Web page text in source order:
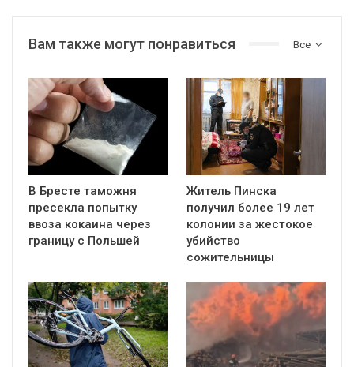
Все
Вам также могут понравиться
В Бресте таможня
пресекла попытку
ввоза кокаина через
границу с Польшей
Житель Пинска
получил более 19 лет
колонии за жестокое
убийство
сожительницы